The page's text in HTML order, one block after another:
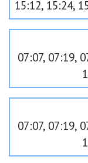
15:12, 15:24,
07:07, 07:19,
07:07, 07:19,